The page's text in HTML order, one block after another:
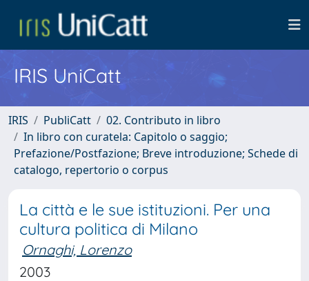
IRIS UniCatt
IRIS PubliCatt
02. Contributo in libro
In libro con curatela: Capitolo o saggio;
Prefazione/Postfazione; Breve introduzione; Schede di
catalogo, repertorio o corpus
La città e le sue istituzioni. Per una
cultura politica di Milano
Ornaghi, Lorenzo
2003